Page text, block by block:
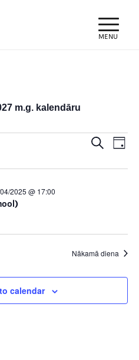
m.g. kalendāru
Meklēt
Day
2025 @ 17:00
Nākamā diena
calendar